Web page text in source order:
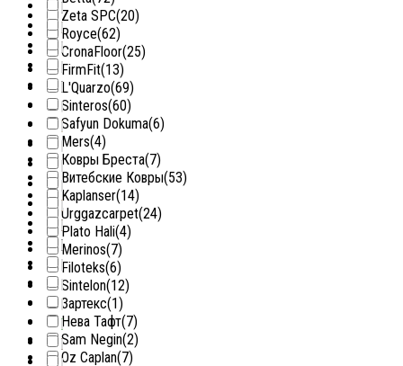
Zeta SPC(20)
Royce(62)
CronaFloor(25)
FirmFit(13)
L'Quarzo(69)
Sinteros(60)
Safyun Dokuma(6)
Mers(4)
Ковры Бреста(7)
Витебские Ковры(53)
Kaplanser(14)
Urggazcarpet(24)
Plato Hali(4)
Merinos(7)
Filoteks(6)
Sintelon(12)
Зартекс(1)
Нева Тафт(7)
Sam Negin(2)
Oz Caplan(7)